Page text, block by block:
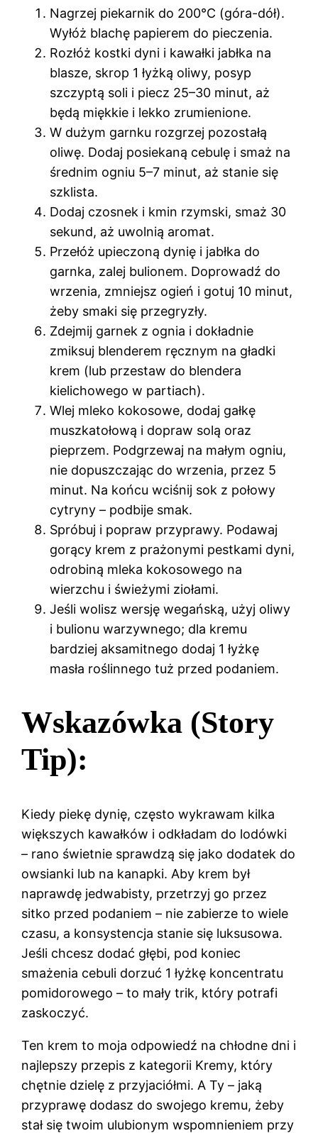
Nagrzej piekarnik do 200°C (góra-dół).
Wyłóż blachę papierem do pieczenia.
Rozłóż kostki dyni i kawałki jabłka na
blasze, skrop 1 łyżką oliwy, posyp
szczyptą soli i piecz 25–30 minut, aż
będą miękkie i lekko zrumienione.
W dużym garnku rozgrzej pozostałą
oliwę. Dodaj posiekaną cebulę i smaż na
średnim ogniu 5–7 minut, aż stanie się
szklista.
Dodaj czosnek i kmin rzymski, smaż 30
sekund, aż uwolnią aromat.
Przełóż upieczoną dynię i jabłka do
garnka, zalej bulionem. Doprowadź do
wrzenia, zmniejsz ogień i gotuj 10 minut,
żeby smaki się przegryzły.
Zdejmij garnek z ognia i dokładnie
zmiksuj blenderem ręcznym na gładki
krem (lub przestaw do blendera
kielichowego w partiach).
Wlej mleko kokosowe, dodaj gałkę
muszkatołową i dopraw solą oraz
pieprzem. Podgrzewaj na małym ogniu,
nie dopuszczając do wrzenia, przez 5
minut. Na końcu wciśnij sok z połowy
cytryny – podbije smak.
Spróbuj i popraw przyprawy. Podawaj
gorący krem z prażonymi pestkami dyni,
odrobiną mleka kokosowego na
wierzchu i świeżymi ziołami.
Jeśli wolisz wersję wegańską, użyj oliwy
i bulionu warzywnego; dla kremu
bardziej aksamitnego dodaj 1 łyżkę
masła roślinnego tuż przed podaniem.
Wskazówka (Story
Tip):
Kiedy piekę dynię, często wykrawam kilka
większych kawałków i odkładam do lodówki
– rano świetnie sprawdzą się jako dodatek do
owsianki lub na kanapki. Aby krem był
naprawdę jedwabisty, przetrzyj go przez
sitko przed podaniem – nie zabierze to wiele
czasu, a konsystencja stanie się luksusowa.
Jeśli chcesz dodać głębi, pod koniec
smażenia cebuli dorzuć 1 łyżkę koncentratu
pomidorowego – to mały trik, który potrafi
zaskoczyć.
Ten krem to moja odpowiedź na chłodne dni i
najlepszy przepis z kategorii Kremy, który
chętnie dzielę z przyjaciółmi. A Ty – jaką
przyprawę dodasz do swojego kremu, żeby
stał się twoim ulubionym wspomnieniem przy